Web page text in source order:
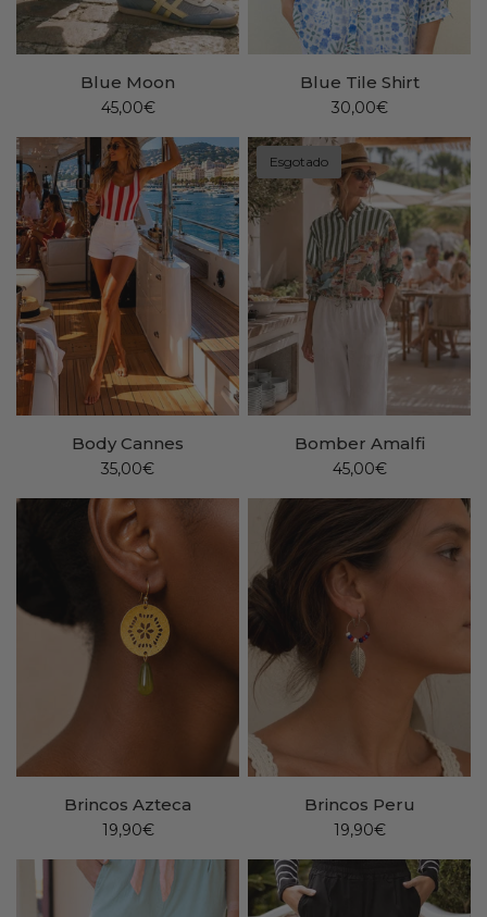
Blue Moon
45,00€
Blue Tile Shirt
30,00€
Body Cannes
35,00€
Esgotado
Bomber Amalfi
45,00€
Brincos Azteca
19,90€
Brincos Peru
19,90€